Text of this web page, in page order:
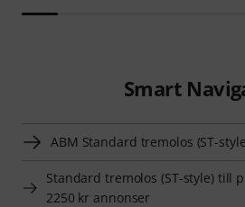
Smart
ABM Standard tremolos (ST-
Standard tremolos (ST-style) till
2250 kr annonser